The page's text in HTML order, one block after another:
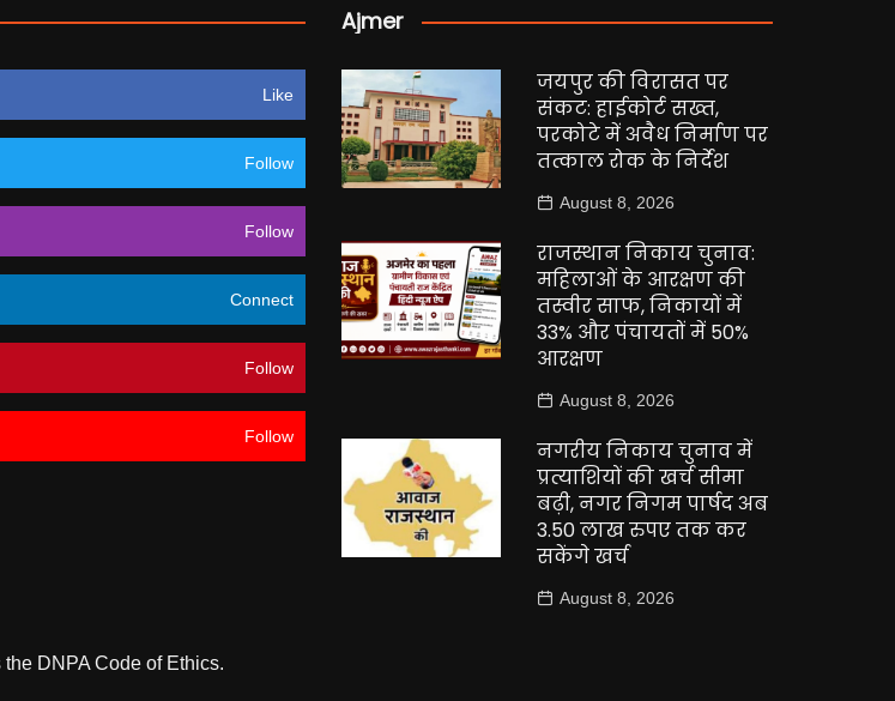
Like
Follow
Follow
Connect
Follow
Follow
Ajmer
जयपुर की विरासत पर
संकट: हाईकोर्ट सख्त,
परकोटे में अवैध निर्माण पर
तत्काल रोक के निर्देश
August 8, 2026
राजस्थान निकाय चुनाव:
महिलाओं के आरक्षण की
तस्वीर साफ, निकायों में
33% और पंचायतों में 50%
आरक्षण
August 8, 2026
नगरीय निकाय चुनाव में
प्रत्याशियों की खर्च सीमा
बढ़ी, नगर निगम पार्षद अब
3.50 लाख रुपए तक कर
सकेंगे खर्च
August 8, 2026
DNPA Code of Ethics.